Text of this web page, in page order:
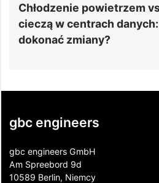
Chłodzenie
nowoczesne
efektywność i
gbc engineers
gbc engineers GmbH
Am Spreebord 9d
10589 Berlin, Niemcy